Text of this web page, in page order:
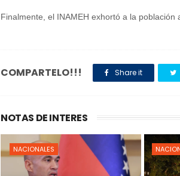
Finalmente, el INAMEH exhortó a la población
COMPARTELO!!! Share it
NOTAS DE INTERES
NACIONALES